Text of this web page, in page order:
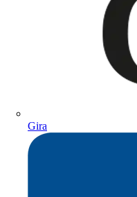
Gira